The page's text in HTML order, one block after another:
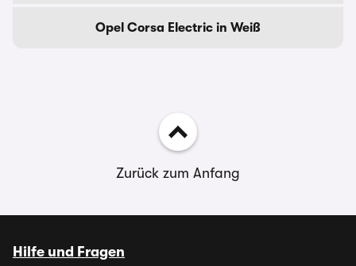
Opel Corsa Electric in Weiß
Zurück zum Anfang
Hilfe und Fragen